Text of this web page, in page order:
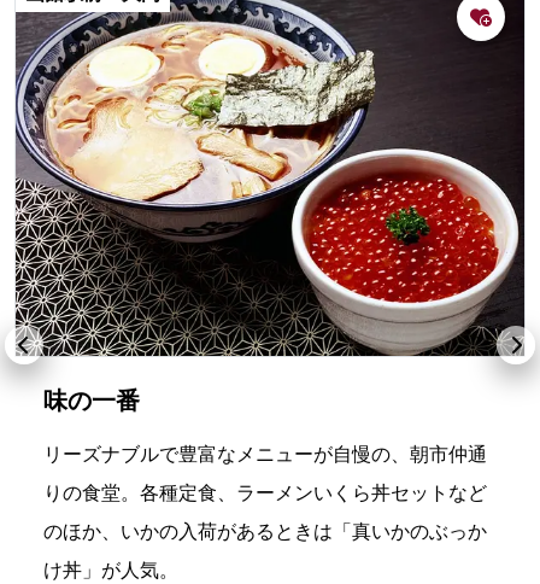
味の一番
リーズナブルで豊富なメニューが自慢の、朝市仲通
りの食堂。各種定食、ラーメンいくら丼セットなど
のほか、いかの入荷があるときは「真いかのぶっか
け丼」が人気。